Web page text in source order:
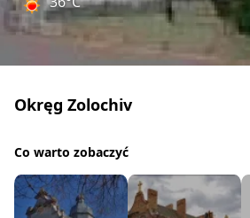
Okręg Zolochiv
Co warto zobaczyć